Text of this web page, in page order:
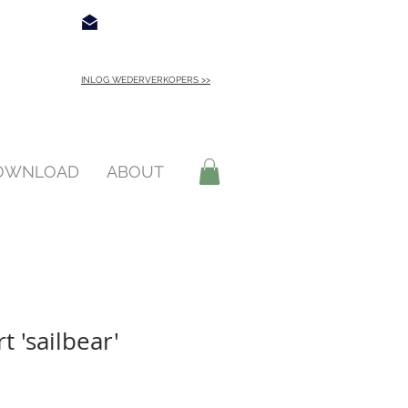
INLOG WEDERVERKOPERS >>
ABOUT
'sailbear'